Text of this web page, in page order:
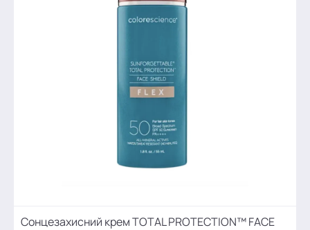
Сонцезахисний крем TOTAL PROTECTION™ FACE